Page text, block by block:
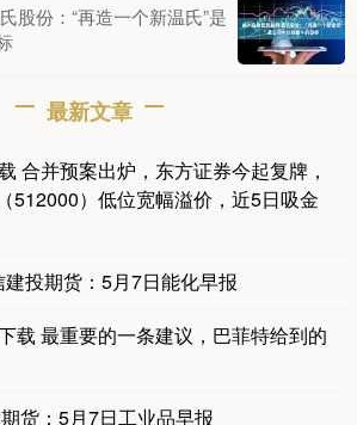
股份：“再造一个新温氏”是
最新文章
合并预案出炉，东方证券今起复牌，
512000）低位宽幅溢价，近5日吸金
投期货：5月7日能化早报
载 最重要的一条建议，巴菲特给到的
货：5月7日工业品早报